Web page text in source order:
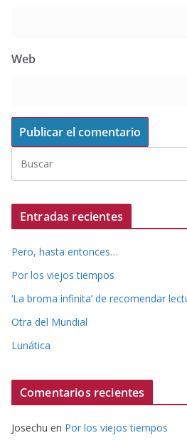
Web
Entradas recientes
Pero, hasta entonces…
Por los viejos tiempos
‘La broma infinita’ de recomendar
Otra del Mundial
Lunática
Comentarios recientes
Josechu en Por los viejos tiempos